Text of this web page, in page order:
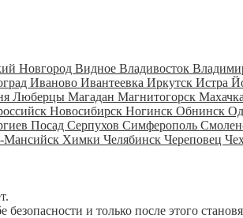
Новгород Видное Владивосток
Иваново Ивантеевка Иркутск Истра
Люберцы Магадан Магнитогорск
Новосибирск Ногинск Обнинск
Посад Серпухов Симферополь
Мансийск Химки Челябинск Череповец
и только после этого